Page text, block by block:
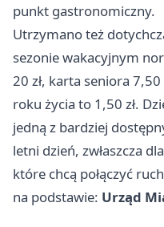
punkt gastronomiczny.
Utrzymano też
sezonie wakacyjnym
20 zł, karta seniora
roku życia to 1,50 zł.
jedną z bardziej
letni dzień, zwłaszcza
które chcą połączyć
na podstawie: Urząd